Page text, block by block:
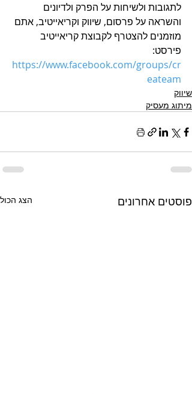
לתגובות ולשיחות על הפרק ולדיונים
והשראה על פרסום, שיווק וקריאייטיב, אתם
מוזמנים להצטרף לקבוצת קריאייטיב
פירסט:
https://www.facebook.com/groups/cr
eateam
שיווק
מיתוג מעסיק
פוסטים אחרונים הצג הכול